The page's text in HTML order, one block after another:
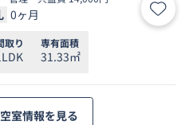
0ヶ月 お気
取り 専有面積
31.33㎡
室情報を見る